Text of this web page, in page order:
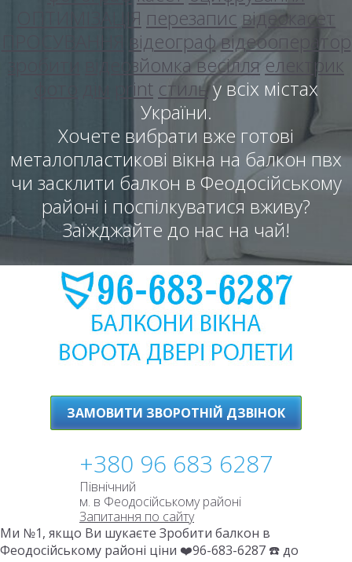
ОПТИМІЗАЦІЯ перезапис відеокасет
ПРОСУВАННЯ
відеограф відеооператор
відеозйомка весілля електрик
дім print стильу всіх містах
України.
Хочете вибрати вже готові
металопластикові вікна на балкон пвх
чи засклити балкон в Феодосійському
районі і поспілкуватися вживу?
Заїжджайте до нас на чай!
ЗАМОВИТИ ЗВОРОТНІЙ ДЗВІНОК
+380 96 683 6287
Північний
м. в Феодосійському районі
Запитання по сайту
Ми №1, якщо Ви шукаєте Зробити балкон в
Феодосійському районі ціни ❤️96-683-6287 ☎️ до